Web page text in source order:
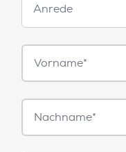
Anrede
Vorname*
Nachname*